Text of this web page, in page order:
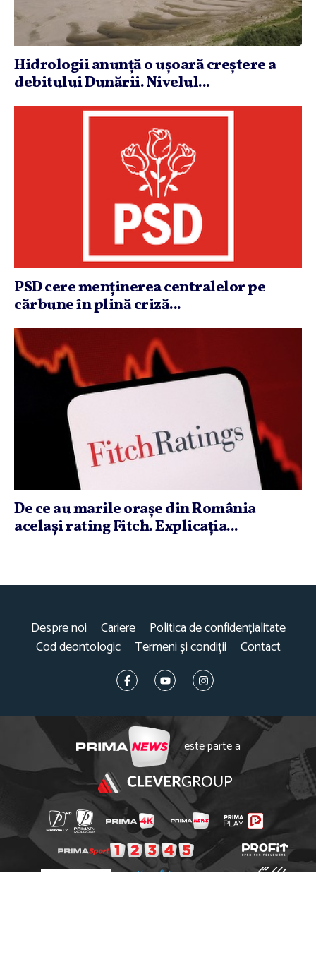
Hidrologii anunţă o uşoară creştere a
debitului Dunării. Nivelul...
PSD cere menţinerea centralelor pe
cărbune în plină criză...
De ce au marile oraşe din România
acelaşi rating Fitch. Explicaţia...
Despre noi Cariere
Politica de confidențialitate
Cod deontologic
Termeni și condiții Contact
este parte a